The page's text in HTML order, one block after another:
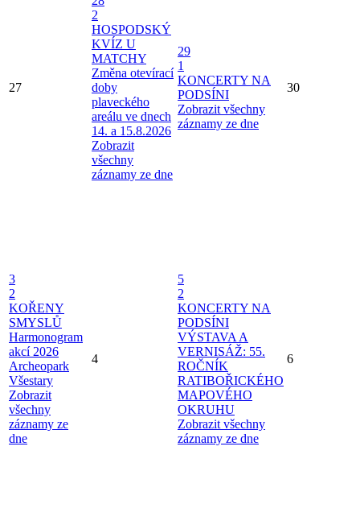
27
2
HOSPODSKÝ
KVÍZ U
MATCHY
Změna otevírací
doby
plaveckého
areálu ve dnech
14. a 15.8.2026
Zobrazit
všechny
záznamy ze dne
29
1
KONCERTY NA
PODSÍNI
Zobrazit všechny
záznamy ze dne
30
3
2
KOŘENY
SMYSLŮ
Harmonogram
akcí 2026
Archeopark
Všestary
Zobrazit
všechny
záznamy ze
dne
4
5
2
KONCERTY NA
PODSÍNI
VÝSTAVA A
VERNISÁŽ: 55.
ROČNÍK
RATIBOŘICKÉHO
MAPOVÉHO
OKRUHU
Zobrazit všechny
záznamy ze dne
6